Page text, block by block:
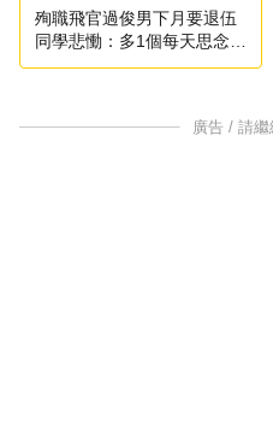
殉職飛官過俊男下月要退伍
同學悲慟：多1個每天思念的
人
廣告 / 請